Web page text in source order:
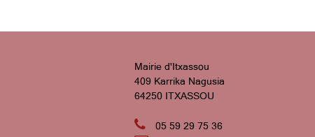
Mairie d'Itxassou
409 Karrika Nagusia
64250 ITXASSOU
 05 59 29 75 36